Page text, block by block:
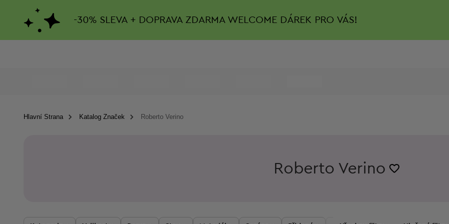
-30% SLEVA + DOPRAVA ZDARMAWELCOME DÁREK PRO VÁS!
Hlavní Strana Katalog Značek Roberto Verino
Roberto Verino